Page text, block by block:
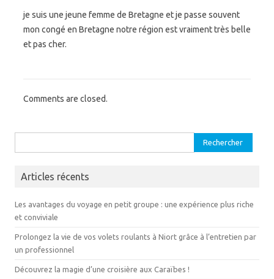
je suis une jeune femme de Bretagne et je passe souvent
mon congé en Bretagne notre région est vraiment très belle
et pas cher.
Comments are closed.
Articles récents
Les avantages du voyage en petit groupe : une expérience plus riche
et conviviale
Prolongez la vie de vos volets roulants à Niort grâce à l’entretien par
un professionnel
Découvrez la magie d’une croisière aux Caraïbes !